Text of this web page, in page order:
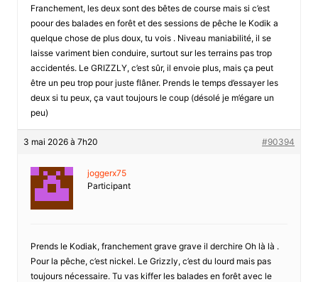
Franchement, les deux sont des bêtes de course mais si c’est
poour des balades en forêt et des sessions de pêche le Kodik a
quelque chose de plus doux, tu vois . Niveau maniabilité, il se
laisse variment bien conduire, surtout sur les terrains pas trop
accidentés. Le GRIZZLY, c’est sûr, il envoie plus, mais ça peut
être un peu trop pour juste flâner. Prends le temps d’essayer les
deux si tu peux, ça vaut toujours le coup (désolé je m’égare un
peu)
3 mai 2026 à 7h20 #90394
joggerx75
Participant
Prends le Kodiak, franchement grave grave il derchire Oh là là .
Pour la pêche, c’est nickel. Le Grizzly, c’est du lourd mais pas
toujours nécessaire. Tu vas kiffer les balades en forêt avec le